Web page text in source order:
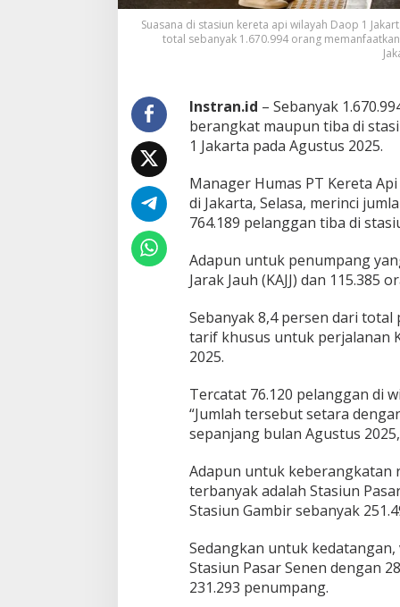
p
a
d
u
s
t
u
2
0
2
5
Suasana di stasiun kereta api wilayah Daop 1
total sebanyak 1.670.994 orang
Instran.id – Sebanyak
berangkat maupun tiba di
1 Jakarta pada Agustus 2025.
Manager Humas PT Kereta
di Jakarta, Selasa, merinci
764.189 pelanggan tiba di
Adapun untuk penumpang
Jarak Jauh (KAJJ) dan 115.385
Sebanyak 8,4 persen dari
tarif khusus untuk perjalanan
2025.
Tercatat 76.120 pelanggan di
“Jumlah tersebut setara
sepanjang bulan Agustus
Adapun untuk keberangkatan
terbanyak adalah Stasiun
Stasiun Gambir sebanyak
Sedangkan untuk
Stasiun Pasar Senen dengan
231.293 penumpang.